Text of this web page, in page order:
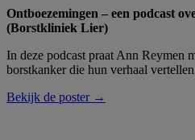
Ontboezemingen – een podcast
(Borstkliniek Lier)
In deze podcast praat Ann Reymen
borstkanker die hun verhaal
Bekijk de poster →